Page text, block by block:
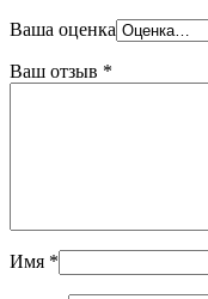
Ваша оценка
Ваш отзыв *
Имя *